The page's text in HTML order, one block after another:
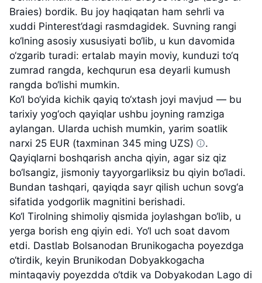
Braies) bordik. Bu joy haqiqatan ham sehrli va
xuddi Pinterest’dagi rasmdagidek. Suvning rangi
ko‘lning asosiy xususiyati bo‘lib, u kun davomida
o‘zgarib turadi: ertalab mayin moviy, kunduzi to‘q
zumrad rangda, kechqurun esa deyarli kumush
rangda bo‘lishi mumkin.
Ko‘l bo‘yida kichik qayiq to‘xtash joyi mavjud — bu
tarixiy yog‘och qayiqlar ushbu joyning ramziga
aylangan. Ularda uchish mumkin, yarim soatlik
narxi 25 EUR (taxminan 345 ming UZS)
.
Qayiqlarni boshqarish ancha qiyin, agar siz qiz
bo‘lsangiz, jismoniy tayyorgarliksiz bu qiyin bo‘ladi.
Bundan tashqari, qayiqda sayr qilish uchun sovg‘a
sifatida yodgorlik magnitini berishadi.
Ko‘l Tirolning shimoliy qismida joylashgan bo‘lib, u
yerga borish eng qiyin edi. Yo‘l uch soat davom
etdi. Dastlab Bolsanodan Brunikogacha poyezdga
o‘tirdik, keyin Brunikodan Dobyakkogacha
mintaqaviy poyezdda o‘tdik va Dobyakodan Lago di